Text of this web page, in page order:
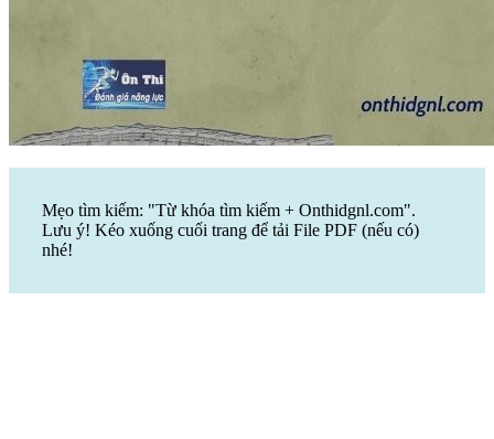
Mẹo tìm kiếm: "Từ khóa tìm kiếm + Onthidgnl.com".
Lưu ý! Kéo xuống cuối trang để tải File PDF (nếu có)
nhé!